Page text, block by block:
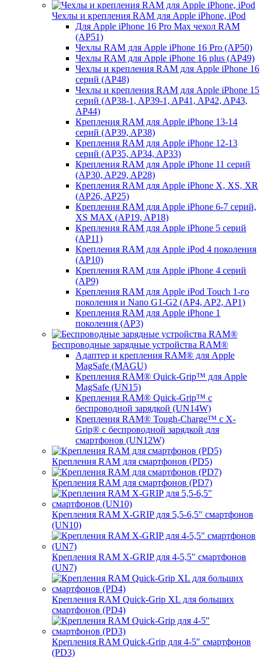
Чехлы и крепления RAM для Apple iPhone, iPod
Для Apple iPhone 16 Pro Max чехол RAM
(AP51)
Чехлы RAM для Apple iPhone 16 Pro (AP50)
Чехлы RAM для Apple iPhone 16 plus (AP49)
Чехлы и крепления RAM для Apple iPhone 16
серий (AP48)
Чехлы и крепления RAM для Apple iPhone 15
серий (AP38-1, AP39-1, AP41, AP42, AP43,
AP44)
Крепления RAM для Apple iPhone 13-14
серий (AP39, AP38)
Крепления RAM для Apple iPhone 12-13
серий (AP35, AP34, AP33)
Крепления RAM для Apple iPhone 11 серий
(AP30, AP29, AP28)
Крепления RAM для Apple iPhone X, XS, XR
(AP26, AP25)
Крепления RAM для Apple iPhone 6-7 серий,
XS MAX (AP19, AP18)
Крепления RAM для Apple iPhone 5 серий
(AP11)
Крепления RAM для Apple iPod 4 поколения
(AP10)
Крепления RAM для Apple iPhone 4 серий
(AP9)
Крепления RAM для Apple iPod Touch 1-го
поколения и Nano G1-G2 (AP4, AP2, AP1)
Крепления RAM для Apple iPhone 1
поколения (AP3)
Беспроводные зарядные устройства RAM®
Адаптер и крепления RAM® для Apple
MagSafe (MAGU)
Крепления RAM® Quick-Grip™ для Apple
MagSafe (UN15)
Крепления RAM® Quick-Grip™ с
беспроводной зарядкой (UN14W)
Крепления RAM® Tough-Charge™ с X-
Grip® с беспроводной зарядкой для
смартфонов (UN12W)
Крепления RAM для смартфонов (PD5)
Крепления RAM для смартфонов (PD7)
Крепления RAM X-GRIP для 5,5-6,5" смартфонов
(UN10)
Крепления RAM X-GRIP для 4-5,5" смартфонов
(UN7)
Крепления RAM Quick-Grip XL для больших
смартфонов (PD4)
Крепления RAM Quick-Grip для 4-5" смартфонов
(PD3)